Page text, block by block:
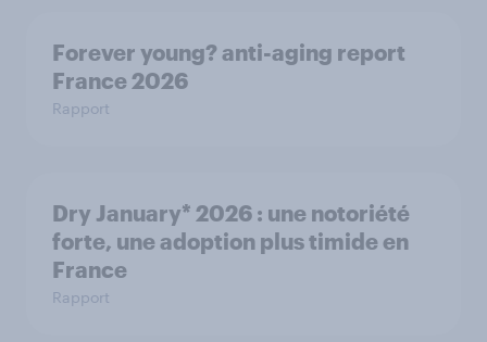
Forever young? anti-aging report
France 2026
Rapport
Dry January* 2026 : une notoriété
forte, une adoption plus timide en
France
Rapport